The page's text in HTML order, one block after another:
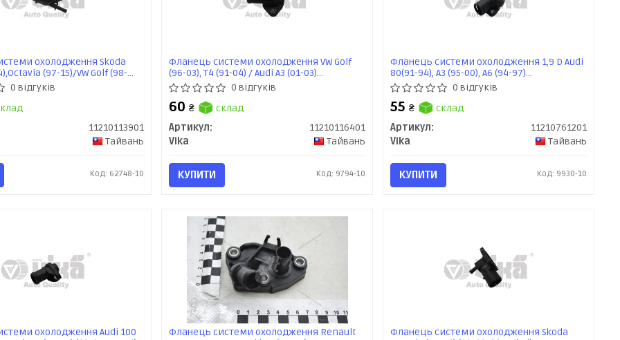
охолодження Skoda
(97-15)/VW Golf (98-
)/Audi A4 (01-09),TT (07-10)
VIKA
0 відгуків
11210113901
Тайвань
Код: 62748-10
Фланець системи охолодження VW Golf
(96-03), T4 (91-04) / Audi A3 (01-03)
(11210116401) VIKA0 відгуків
60₴
склад
Артикул:
11210116401
Vika
Тайвань
КУПИТИ Код: 9794-10
Фланець системи охолодження 1,9 D Audi
80(91-94), A3 (95-00), A6 (94-97)
(11210761201) vika0 відгуків
55₴
склад
Артикул:
11210761201
Vika
Тайвань
КУПИТИ Код: 9930-10
охолодження Audi 100
Фланець системи охолодження Renault
Фланець системи охолодження Skoda